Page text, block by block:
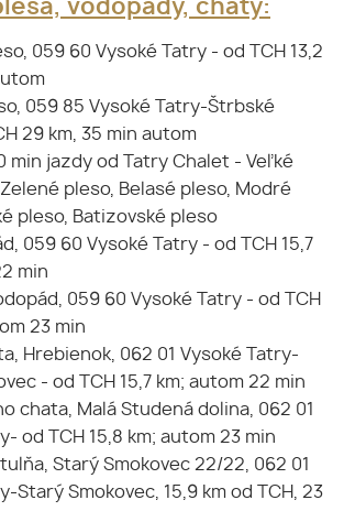
vodopády, chaty:
059 60 Vysoké Tatry - od TCH 13,2
059 85 Vysoké Tatry-Štrbské
29 km, 35 min autom
min jazdy od Tatry Chalet - Veľké
pleso, Belasé pleso, Modré
pleso, Batizovské pleso
059 60 Vysoké Tatry - od TCH 15,7
min
059 60 Vysoké Tatry - od TCH
23 min
Hrebienok, 062 01 Vysoké Tatry-
- od TCH 15,7 km; autom 22 min
chata, Malá Studená dolina, 062 01
od TCH 15,8 km; autom 23 min
Starý Smokovec 22/22, 062 01
Starý Smokovec, 15,9 km od TCH, 23